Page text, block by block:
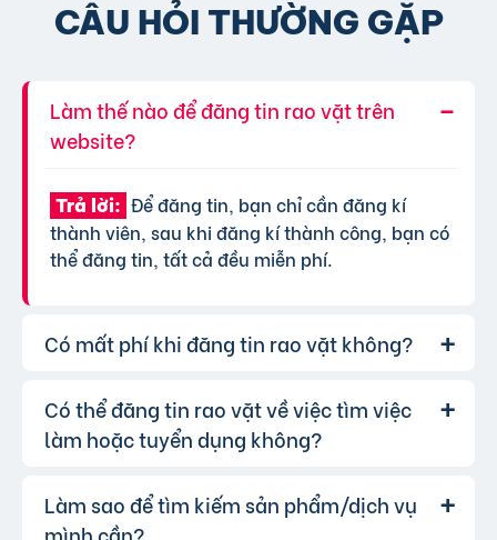
CÂU HỎI THƯỜNG GẶP
Làm thế nào để đăng tin rao vặt trên
website?
Trả lời: Để đăng tin, bạn chỉ cần đăng kí
thành viên, sau khi đăng kí thành công, bạn có
thể đăng tin, tất cả đều miễn phí.
Có mất phí khi đăng tin rao vặt không?
Trả lời: Chúng tôi cung cấp gói đăng tin miễn
phí cơ bản cho tất cả người dùng. Tuy nhiên, để
thị, bạn có thể lựa chọn các gói dịch vụ nâng
cấp với chi phí hợp lý, xem thêmphí dịch vụ tin
Có thể đăng tin rao vặt về việc tìm việc
làm hoặc tuyển dụng không?
Trả lời: Hoàn toàn có thể. Website của chúng
tôi hỗ trợ đăng tin tuyển dụng và tìm việc làm.
Làm sao để tìm kiếm sản phẩm/dịch vụ
mình cần?